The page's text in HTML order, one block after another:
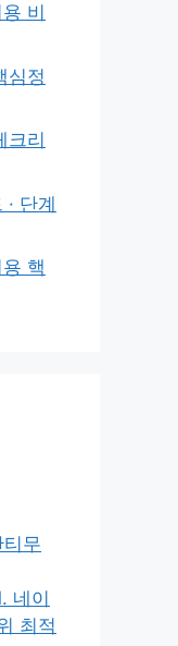
비
심정
크리
단계
핵
무
네이
최적